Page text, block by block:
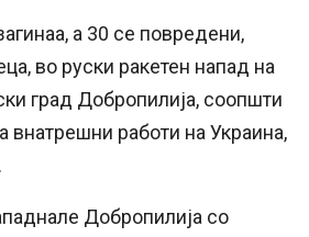
а 30 се повредени,
во руски ракетен напад на
град Добропилија, соопшти
внатрешни работи на Украина,
.
Добропилија со